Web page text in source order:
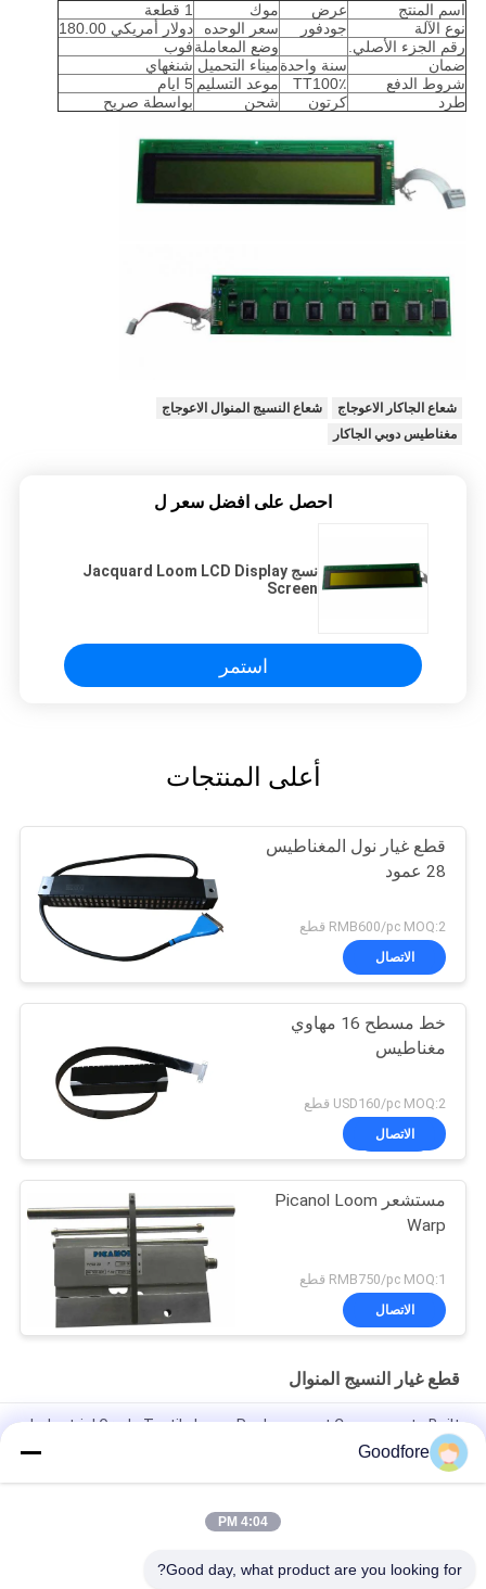
اسم المنتج عرض موك
1 قطعة
نوع الآلة
جودفور سعر الوحده
دولار أمريكي 180.00
رقم الجزء الأصلي.
وضع المعاملةفوب
ضمان
سنة واحدةميناء التحميل شنغهاي
شروط الدفع
TT100٪ موعد التسليم 5 ايام
طرد
كرتون شحن بواسطة صريح
شعاع الجاكار الاعوجاج
شعاع النسيج المنوال الاعوجاج
مغناطيس دوبي الجاكار
احصل على افضل سعر ل
نسج Jacquard Loom LCD Display
Screen
استمر
أعلى المنتجات
قطع غيار نول المغناطيس
28 عمود
RMB600/pc MOQ:2 قطع
الاتصال
خط مسطح 16 مهاوي
مغناطيس
USD160/pc MOQ:2 قطع
الاتصال
مستشعر Picanol Loom
Warp
RMB750/pc MOQ:1 قطع
الاتصال
قطع غيار النسيج المنوال
Industrial Grade Textile Loom Replacement Components Built
to Withstand Harsh Operating Conditions and Ensure
Consistent
Goodfore
4:04 PM
Good day, what product are you looking for?